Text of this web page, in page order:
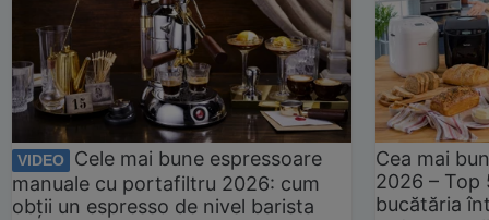
VIDEO
Cele mai bune espressoare
manuale cu portafiltru 2026: cum
obții un espresso de nivel barista
Cea mai
2026 –
bucătăria